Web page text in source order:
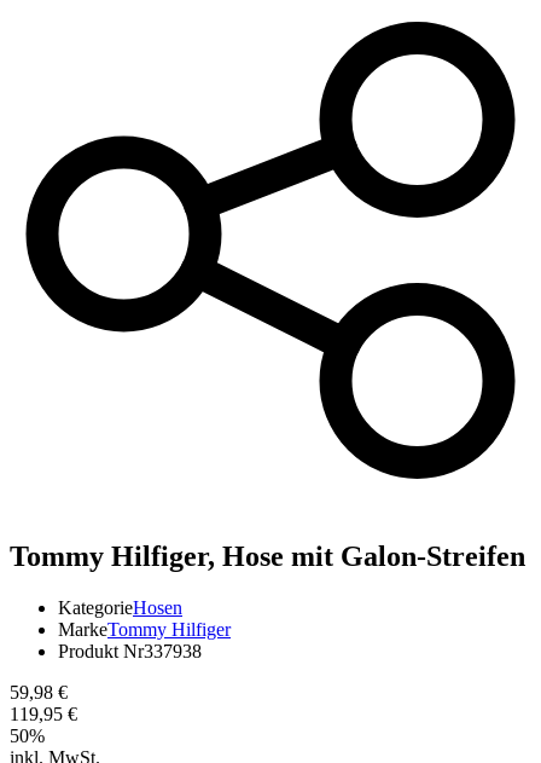
Tommy Hilfiger, Hose mit Galon-Streifen
KategorieHosen
MarkeTommy Hilfiger
Produkt Nr337938
59,98 €
119,95 €
50%
inkl. MwSt.